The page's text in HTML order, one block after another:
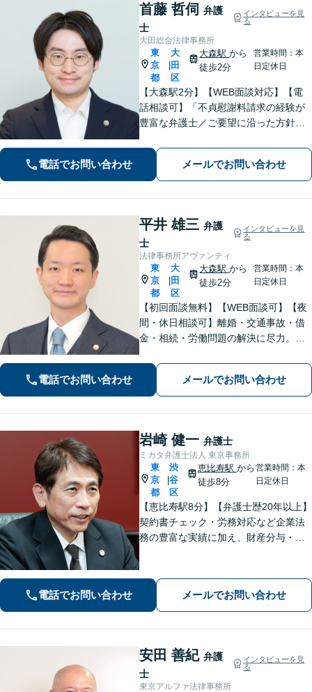
首藤 哲伺 弁護
士
インタビューを見
る
大田総合法律事務所
東
京
都
大
田
区
大森駅から
徒歩2分
営業時間：本
日定休日
【大森駅2分】【WEB面談対応】【電
話相談可】「不貞慰謝料請求の経験が
豊富な弁護士／ご要望に沿った方針を
対応：遺産分割協議・調停から遺留分
侵害請求や相続放棄の手続きまで丁寧
にサポートいたします」【完全個室対
応】
電話でお問い合わせ メールでお問い合わせ
平井 雄三 弁護
士
インタビューを見
る
法律事務所アヴァンティ
東
京
都
大
田
区
大森駅から
徒歩2分
営業時間：本
日定休日
【初回面談無料】【WEB面談可】【夜
間・休日相談可】離婚・交通事故・借
金・相続・労働問題の解決に尽力。
対応で、正当な権利と納得のいく結果
を最後まで追求します。
電話でお問い合わせ メールでお問い合わせ
岩崎 健一 弁護士
ミカタ弁護士法人 東京事務所
東
京
都
|
渋
谷
区
恵比寿駅 から
徒歩8分
営業時間：本
日定休日
【恵比寿駅8分】【弁護士歴20年以上】
契約書チェック・労務対応など企業法
務の豊富な実績に加え、財産分与・親
寄り添い最適な解決を目指します。
【初回相談可能】【WEB面談可能】
電話でお問い合わせ メールでお問い合わせ
安田 善紀 弁護
士
インタビューを見
る
東京アルファ法律事務所